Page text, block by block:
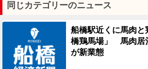
同じカテゴリーのニュース
船橋駅近くに馬肉
橋鶏馬場」 馬肉居
が新業態